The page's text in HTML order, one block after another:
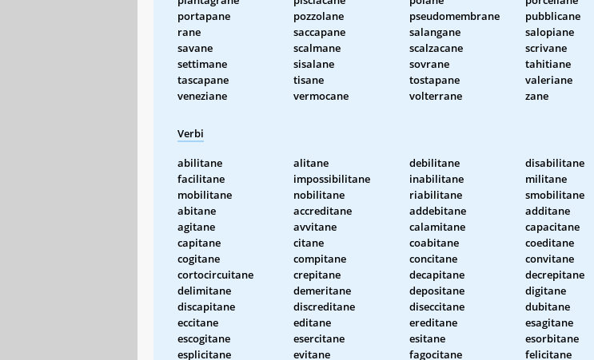
portapane
pozzolane pseudomembrane
pubblicane
rane
saccapane salangane
salopiane
savane
scalmane scalzacane
scrivane
settimane
sisalane sovrane
tahitiane
tascapane
tisane tostapane
valeriane
veneziane
vermocane volterrane zane
Verbi
abilitane alitane debilitane
disabilitane
facilitane
impossibilitane inabilitane
militane
mobilitane
nobilitane riabilitane
smobilitane
abitane
accreditane addebitane
additane
agitane
avvitane calamitane
capacitane
capitane
citane coabitane
coeditane
cogitane
compitane concitane
convitane
cortocircuitane
crepitane decapitane
decrepitane
delimitane
demeritane depositane
digitane
discapitane
discreditane diseccitane
dubitane
eccitane
editane ereditane
esagitane
escogitane
esercitane esitane
esorbitane
esplicitane
evitane fagocitane
felicitane